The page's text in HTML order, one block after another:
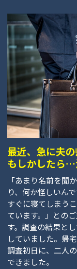
最近、急に夫の
もしかしたら…
「あまり名前を聞
り、何か怪しいん
すぐに寝てしまう
ています。」との
す。調査の結果と
していました。帰
調査初日に、二人
できました。